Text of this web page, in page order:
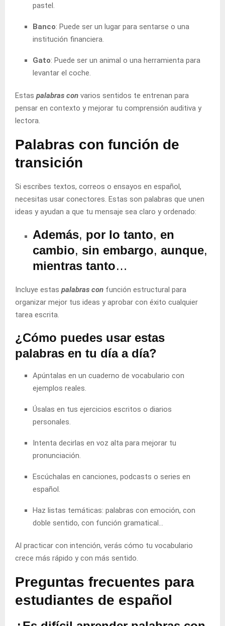
pastel.
Banco: Puede ser un lugar para sentarse o una
institución financiera.
Gato: Puede ser un animal o una herramienta para
levantar el coche.
Estas palabras con varios sentidos te entrenan para
pensar en contexto y mejorar tu comprensión auditiva y
lectora.
Palabras con función de
transición
Si escribes textos, correos o ensayos en español,
necesitas usar conectores. Estas son palabras que unen
ideas y ayudan a que tu mensaje sea claro y ordenado:
Además, por lo tanto, en
cambio, sin embargo, aunque,
mientras tanto…
Incluye estas palabras con función estructural para
organizar mejor tus ideas y aprobar con éxito cualquier
tarea escrita.
¿Cómo puedes usar estas
palabras en tu día a día?
Apúntalas en un cuaderno de vocabulario con
ejemplos reales.
Úsalas en tus ejercicios escritos o diarios
personales.
Intenta decirlas en voz alta para mejorar tu
pronunciación.
Escúchalas en canciones, podcasts o series en
español.
Haz listas temáticas: palabras con emoción, con
doble sentido, con función gramatical…
Al practicar con intención, verás cómo tu vocabulario
crece más rápido y con más sentido.
Preguntas frecuentes para
estudiantes de español